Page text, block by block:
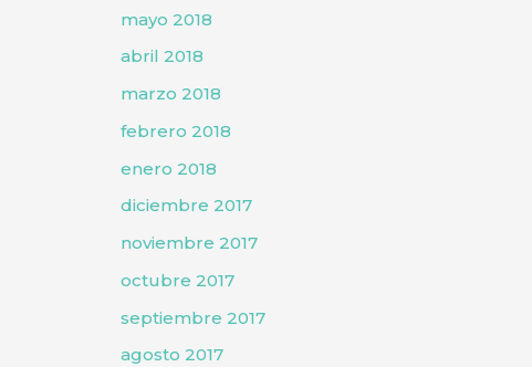
mayo 2018
abril 2018
marzo 2018
febrero 2018
enero 2018
diciembre 2017
noviembre 2017
octubre 2017
septiembre 2017
agosto 2017